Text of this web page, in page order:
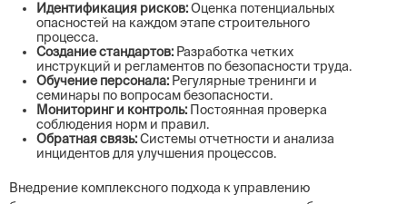
Идентификация рисков:Оценка потенциальных
опасностей на каждом этапе строительного
процесса.
Создание стандартов: Разработка четких
инструкций и регламентов по безопасности труда.
Обучение персонала: Регулярные тренинги и
семинары по вопросам безопасности.
Мониторинг и контроль: Постоянная проверка
соблюдения норм и правил.
Обратная связь:Системы отчетности и анализа
инцидентов для улучшения процессов.
Внедрение комплексного подхода к управлению